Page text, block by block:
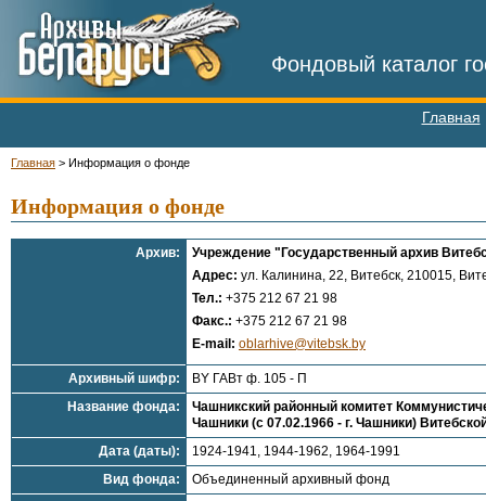
Фондовый каталог
Главная
Главная > Информация о фонде
Информация о фонде
Архив:
Учреждение "Государственный архив
Адрес: ул. Калинина, 22, Витебск, 210015,
Тел.: +375 212 67 21 98
Факс.: +375 212 67 21 98
E-mail: oblarhive@vitebsk.by
Архивный шифр:
BY ГАВт ф. 105 - П
Название фонда:
Чашникский районный комитет
Чашники (с 07.02.1966 - г. Чашники)
Дата (даты):
1924-1941, 1944-1962, 1964-1991
Вид фонда:
Объединенный архивный фонд